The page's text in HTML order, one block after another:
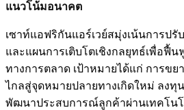
แนวโน้มอนาคต
เซาท์แอฟริกันแอร์เวย์สมุ่งเน้นการปรั
และแผนการเติบโตเชิงกลยุทธ์เพื่อฟื้
ทางการตลาด เป้าหมายได้แก่ การขย
ไกลสู่จุดหมายปลายทางเกิดใหม่ ลงทุ
พัฒนาประสบการณ์ลูกค้าผ่านเทคโน